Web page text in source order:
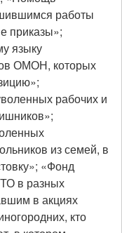
работы
приказы»;
языку
ОМОН, которых
рабочих и
из семей, в
«Фонд
в разных
в акциях
кто